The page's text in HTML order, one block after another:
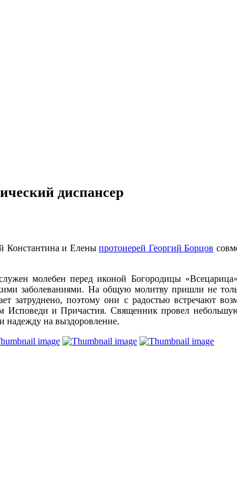
диспансер
Константина и Еленыпротоиерей Георгий Борцов
молебен перед иконой Богородицы
заболеваниями. На общую молитву пришли не
затруднено, поэтому они с радостью встречают
Исповеди и Причастия. Священник провел
надежду на выздоровление.